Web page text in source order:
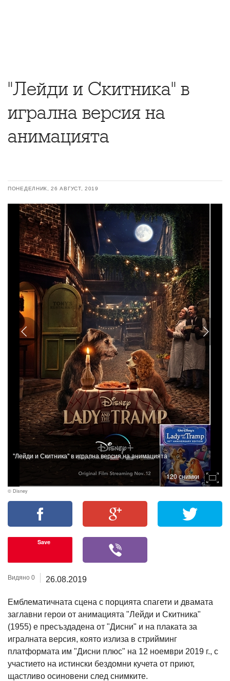
"Лейди и Скитника" в
игрална версия на
анимацията
ПОНЕДЕЛНИК, 26 АВГУСТ, 2019
"Лейди и Скитника" в игрална версия на анимацията
120 снимки
© Disney
Save
Видяно 0 26.08.2019
Емблематичната сцена с порцията спагети и двамата
заглавни герои от анимацията "Лейди и Скитника"
(1955) е пресъздадена от "Дисни" и на плаката за
игралната версия, която излиза в стрийминг
платформата им "Дисни плюс" на 12 ноември 2019 г., с
участието на истински бездомни кучета от приют,
щастливо осиновени след снимките.